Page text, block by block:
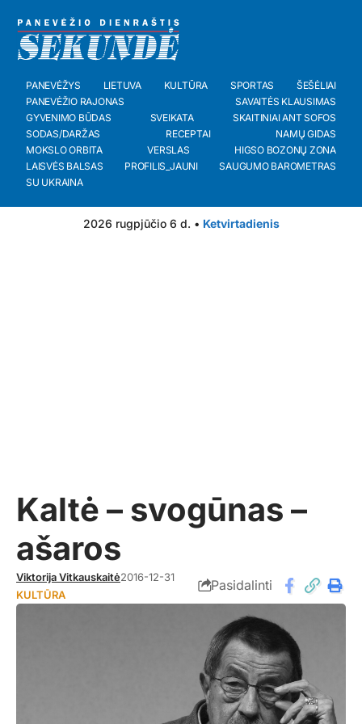
PANEVĖŽYS LIETUVA KULTŪRA SPORTAS
ŠEŠĖLIAI
PANEVĖŽIO RAJONAS
SAVAITĖS KLAUSIMAS
GYVENIMO BŪDAS
SVEIKATA
SKAITINIAI ANT SOFOS
SODAS/DARŽAS
RECEPTAI
NAMŲ GIDAS
MOKSLO ORBITA
VERSLAS
HIGSO BOZONŲ ZONA
LAISVĖS BALSAS
PROFILIS_JAUNI
SAUGUMO BAROMETRAS
SU UKRAINA
2026 rugpjūčio 6 d. • Ketvirtadienis
Kaltė – svogūnas –
ašaros
Viktorija Vitkauskaitė2016-12-31
KULTŪRA
Pasidalinti